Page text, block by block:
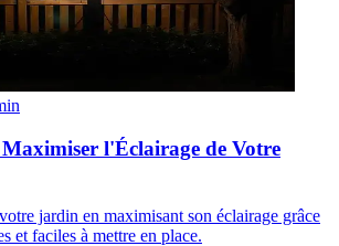
l'Éclairage de Votre
jardin en maximisant son éclairage grâce
et faciles à mettre en place.